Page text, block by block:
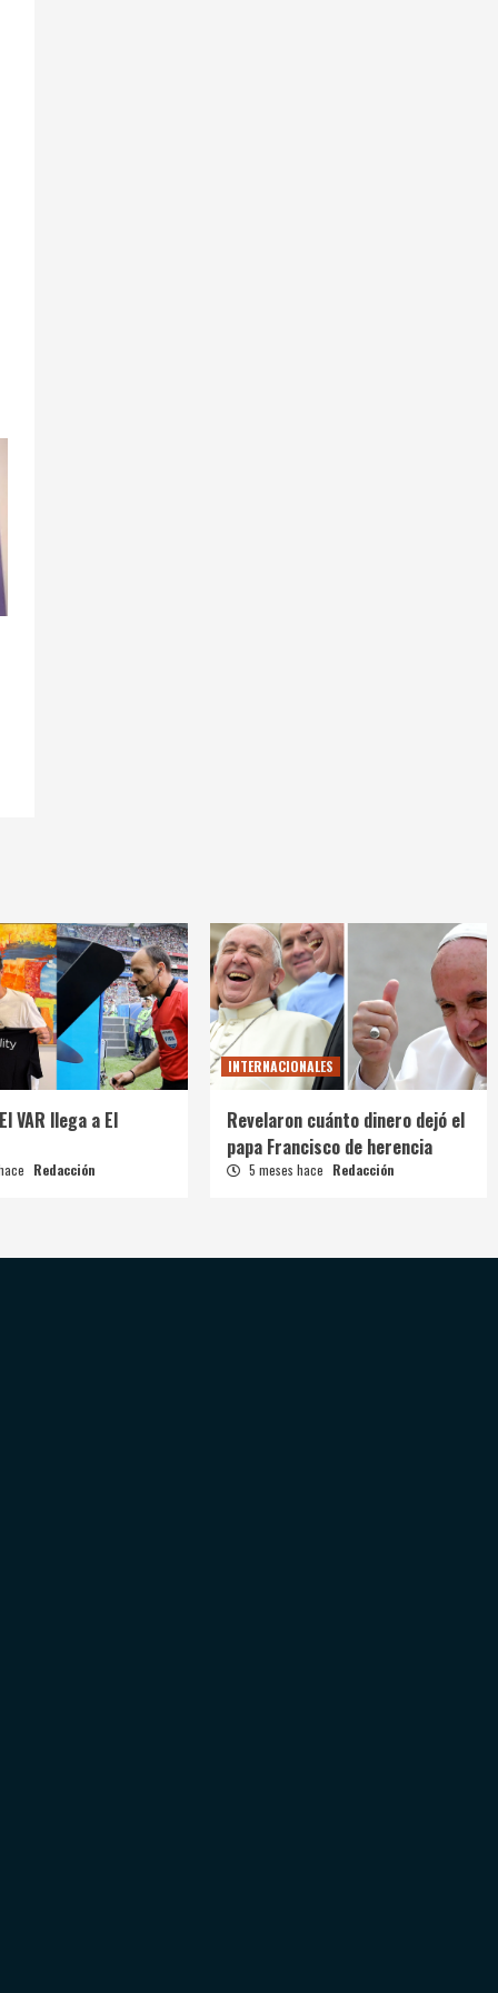
VAR llega a El
Redacción
INTERNACIONALES
Revelaron cuánto dinero dejó el
papa Francisco de herencia
5 meses hace Redacción